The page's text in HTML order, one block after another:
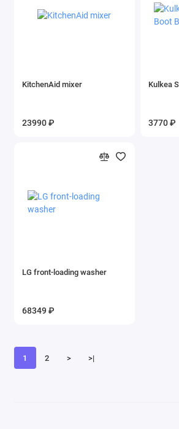
KitchenAid mixer
23990 ₽
Kulkea
3770 ₽
LG front-loading washer
68349 ₽
1 2 > >|